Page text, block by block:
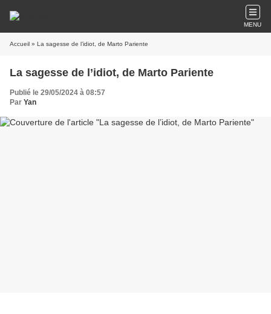
MENU
Accueil » La sagesse de l’idiot, de Marto Pariente
La sagesse de l’idiot, de Marto Pariente
Publié le 29/05/2024 à 08:57
Par Yan